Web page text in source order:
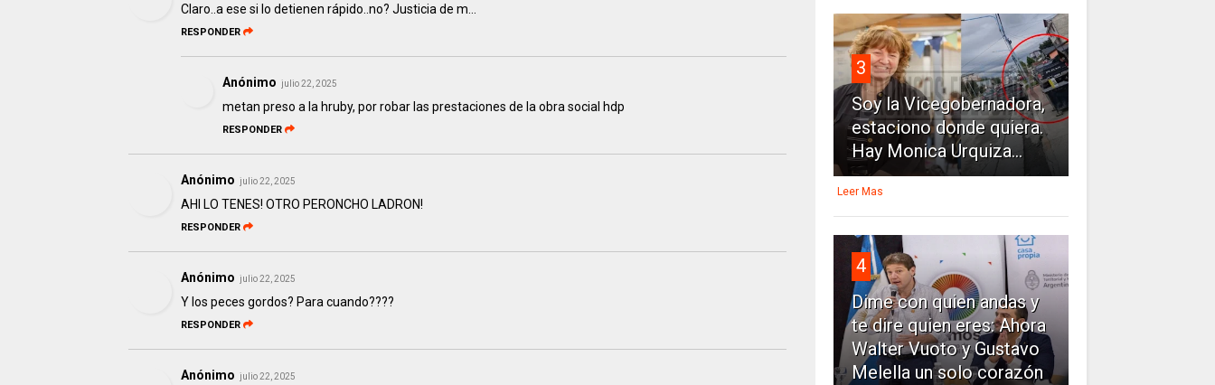
Claro..a ese si lo detienen rápido..no? Justicia de m...
RESPONDER
Anónimo julio 22, 2025
metan preso a la hruby, por robar las prestaciones de la obra social hdp
RESPONDER
Anónimo julio 22, 2025
AHI LO TENES! OTRO PERONCHO LADRON!
RESPONDER
Anónimo julio 22, 2025
Y los peces gordos? Para cuando????
RESPONDER
Anónimo julio 22, 2025
3
Soy la Vicegobernadora,
estaciono donde quiera.
Hay Monica Urquiza...
Leer Mas
4
Dime con quien andas y
te dire quien eres: Ahora
Walter Vuoto y Gustavo
Melella un solo corazón